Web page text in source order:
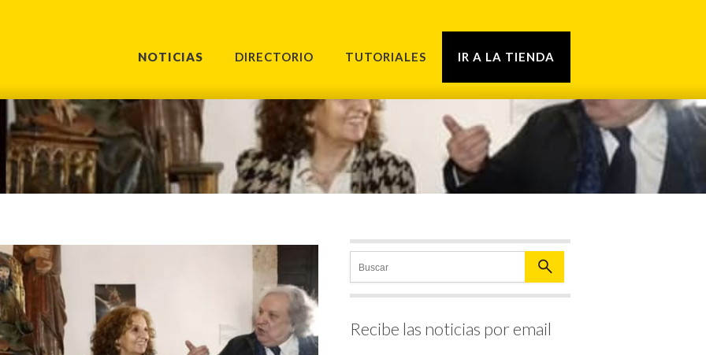
NOTICIAS DIRECTORIO TUTORIALES IR A LA TIENDA
Recibe las noticias por email